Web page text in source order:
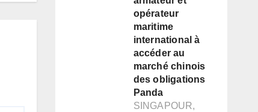
opérateur
maritime
international à
accéder au
marché chinois
des obligations
Panda
SINGAPOUR,